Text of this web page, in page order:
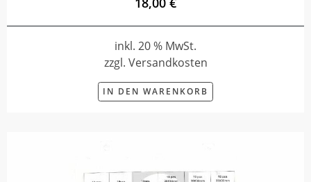
inkl. 20 % MwSt.
zzgl. Versandkosten
IN DEN WARENKORB